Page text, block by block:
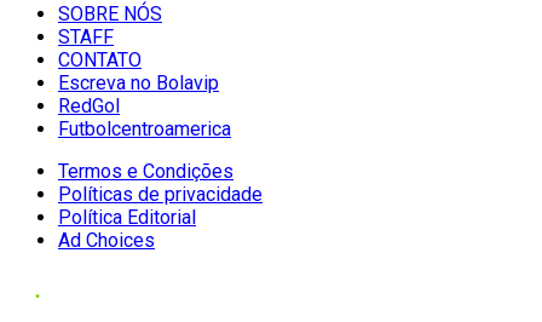
SOBRE NÓS
STAFF
CONTATO
Escreva no Bolavip
RedGol
Futbolcentroamerica
Termos e Condições
Políticas de privacidade
Política Editorial
Ad Choices